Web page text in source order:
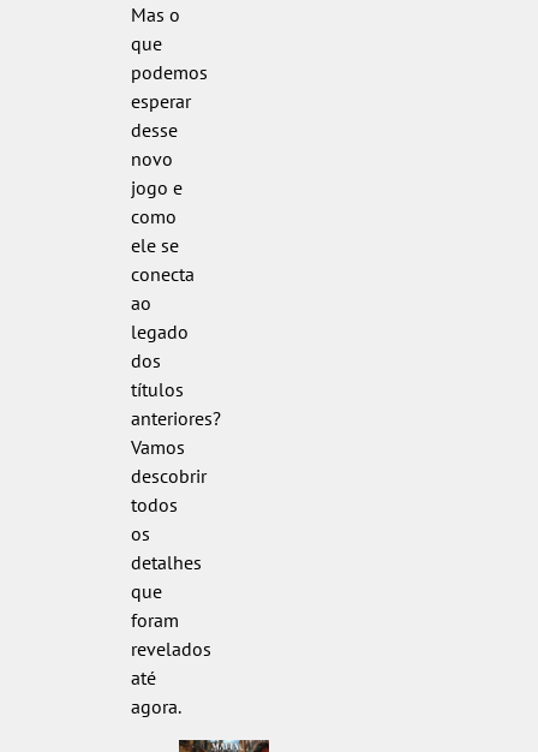
Mas o
que
podemos
esperar
desse
novo
jogo e
como
ele se
conecta
ao
legado
dos
títulos
anteriores?
Vamos
descobrir
todos
os
detalhes
que
foram
revelados
até
agora.